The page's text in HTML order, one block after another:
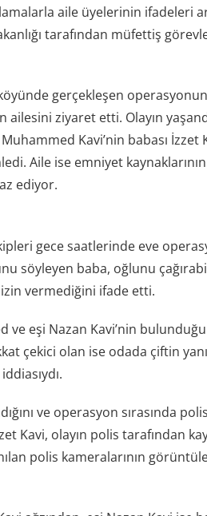
aile üyelerinin ifadeleri
tarafından müfettiş
gerçekleşen
ziyaret etti. Olayın
Kavi’nin babası İzzet
Aile ise emniyet kaynaklarının
ediyor.
gece saatlerinde eve
söyleyen baba, oğlunu
vermediğini ifade etti.
ve eşi Nazan Kavi’nin
çekici olan ise odada çiftin
ve operasyon sırasında
Kavi, olayın polis tarafından
polis kameralarının